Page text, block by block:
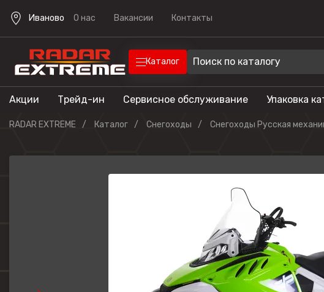
Иваново О нас Вакансии Контакты
Каталог
Техника для отдыха
Экипировка
Техника для
Квадроциклы
Лодочные моторы
Эндуро мотоциклы
Кроссовые
мотоциклы
Акции Трейд-ин Сервисное обслуживание Упаковка
RADAR EXTREME Каталог Снегоходы Снегоходы Русская